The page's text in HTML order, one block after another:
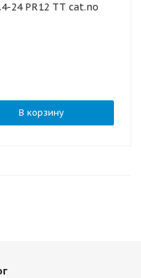
24 PR12 TТ cat.no
В корзину